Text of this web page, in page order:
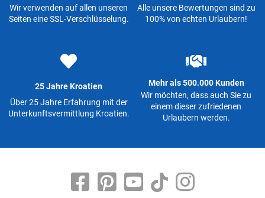
Wir verwenden auf allen unseren
Seiten eine SSL-Verschlüsselung.
Alle unsere Bewertungen sind zu
100% von echten Urlaubern!
25 Jahre Kroatien
Über 25 Jahre Erfahrung mit der
Unterkunftsvermittlung Kroatien.
Mehr als 500.000 Kunden
Wir möchten, dass auch Sie zu
einem dieser zufriedenen
Urlaubern werden.